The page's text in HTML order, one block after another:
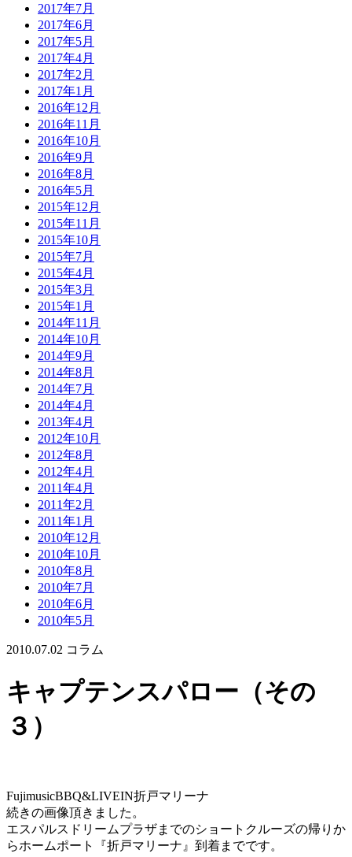
2017年7月
2017年6月
2017年5月
2017年4月
2017年2月
2017年1月
2016年12月
2016年11月
2016年10月
2016年9月
2016年8月
2016年5月
2015年12月
2015年11月
2015年10月
2015年7月
2015年4月
2015年3月
2015年1月
2014年11月
2014年10月
2014年9月
2014年8月
2014年7月
2014年4月
2013年4月
2012年10月
2012年8月
2012年4月
2011年4月
2011年2月
2011年1月
2010年12月
2010年10月
2010年8月
2010年7月
2010年6月
2010年5月
2010.07.02 コラム
キャプテンスパロー（その
３）
FujimusicBBQ&LIVEIN折戸マリーナ
続きの画像頂きました。
エスパルスドリームプラザまでのショートクルーズの帰りか
らホームポート『折戸マリーナ』到着までです。